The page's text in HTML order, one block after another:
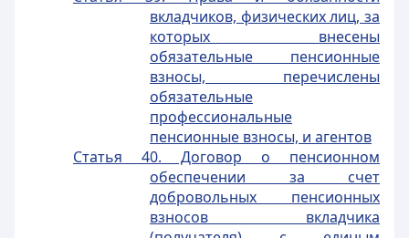
вкладчиков, физических лиц, за
которых внесены
обязательные пенсионные
взносы, перечислены
обязательные
профессиональные
пенсионные взносы, и агентов
Статья 40. Договор о пенсионном
обеспечении за счет
добровольных пенсионных
взносов вкладчика